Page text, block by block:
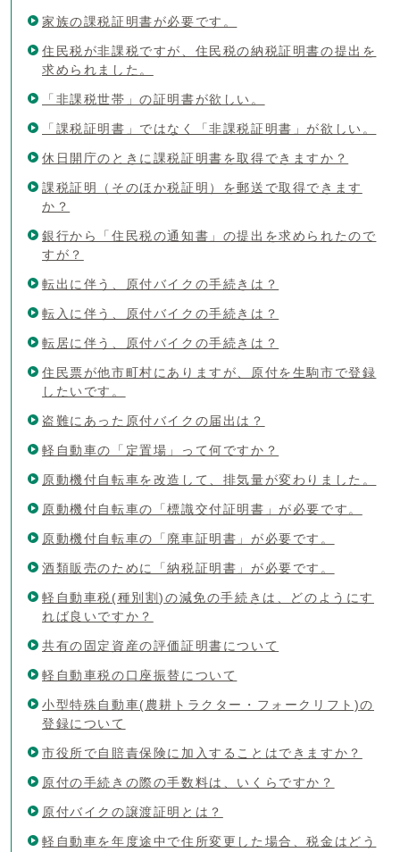
家族の課税証明書が必要です。
住民税が非課税ですが、住民税の納税証明書の提出を
求められました。
「非課税世帯」の証明書が欲しい。
「課税証明書」ではなく「非課税証明書」が欲しい。
休日開庁のときに課税証明書を取得できますか？
課税証明（そのほか税証明）を郵送で取得できます
か？
銀行から「住民税の通知書」の提出を求められたので
すが？
転出に伴う、原付バイクの手続きは？
転入に伴う、原付バイクの手続きは？
転居に伴う、原付バイクの手続きは？
住民票が他市町村にありますが、原付を生駒市で登録
したいです。
盗難にあった原付バイクの届出は？
軽自動車の「定置場」って何ですか？
原動機付自転車を改造して、排気量が変わりました。
原動機付自転車の「標識交付証明書」が必要です。
原動機付自転車の「廃車証明書」が必要です。
酒類販売のために「納税証明書」が必要です。
軽自動車税(種別割)の減免の手続きは、どのようにす
れば良いですか？
共有の固定資産の評価証明書について
軽自動車税の口座振替について
小型特殊自動車(農耕トラクター・フォークリフト)の
登録について
市役所で自賠責保険に加入することはできますか？
原付の手続きの際の手数料は、いくらですか？
原付バイクの譲渡証明とは？
軽自動車を年度途中で住所変更した場合、税金はどう